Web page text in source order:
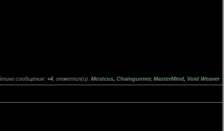
сообщения: +4 , отметил(и): Mostcus, Chaingunner, MasterMind, Void Weaver